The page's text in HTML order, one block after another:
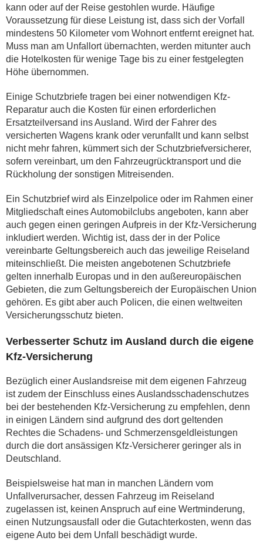
kann oder auf der Reise gestohlen wurde. Häufige
Voraussetzung für diese Leistung ist, dass sich der Vorfall
mindestens 50 Kilometer vom Wohnort entfernt ereignet hat.
Muss man am Unfallort übernachten, werden mitunter auch
die Hotelkosten für wenige Tage bis zu einer festgelegten
Höhe übernommen.
Einige Schutzbriefe tragen bei einer notwendigen Kfz-
Reparatur auch die Kosten für einen erforderlichen
Ersatzteilversand ins Ausland. Wird der Fahrer des
versicherten Wagens krank oder verunfallt und kann selbst
nicht mehr fahren, kümmert sich der Schutzbriefversicherer,
sofern vereinbart, um den Fahrzeugrücktransport und die
Rückholung der sonstigen Mitreisenden.
Ein Schutzbrief wird als Einzelpolice oder im Rahmen einer
Mitgliedschaft eines Automobilclubs angeboten, kann aber
auch gegen einen geringen Aufpreis in der Kfz-Versicherung
inkludiert werden. Wichtig ist, dass der in der Police
vereinbarte Geltungsbereich auch das jeweilige Reiseland
miteinschließt. Die meisten angebotenen Schutzbriefe
gelten innerhalb Europas und in den außereuropäischen
Gebieten, die zum Geltungsbereich der Europäischen Union
gehören. Es gibt aber auch Policen, die einen weltweiten
Versicherungsschutz bieten.
Verbesserter Schutz im Ausland durch die eigene
Kfz-Versicherung
Bezüglich einer Auslandsreise mit dem eigenen Fahrzeug
ist zudem der Einschluss eines Auslandsschadenschutzes
bei der bestehenden Kfz-Versicherung zu empfehlen, denn
in einigen Ländern sind aufgrund des dort geltenden
Rechtes die Schadens- und Schmerzensgeldleistungen
durch die dort ansässigen Kfz-Versicherer geringer als in
Deutschland.
Beispielsweise hat man in manchen Ländern vom
Unfallverursacher, dessen Fahrzeug im Reiseland
zugelassen ist, keinen Anspruch auf eine Wertminderung,
einen Nutzungsausfall oder die Gutachterkosten, wenn das
eigene Auto bei dem Unfall beschädigt wurde.